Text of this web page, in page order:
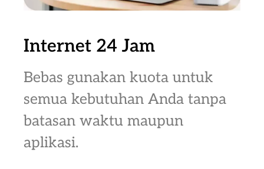
Internet 24 Jam
Bebas gunakan kuota untuk
semua kebutuhan Anda tanpa
batasan waktu maupun
aplikasi.